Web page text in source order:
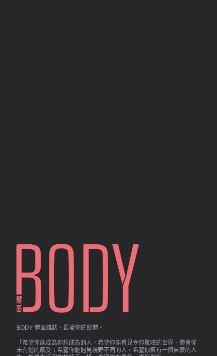
BODY 體面雜誌，最愛你的媒體。
「希望你能成為你想成為的人，希望你能看見令你驚嘆的世界、體會從
未有過的感受；希望你能遇見視野不同的人，希望你擁有一個自豪的人